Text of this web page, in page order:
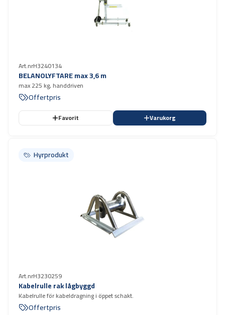
Art.nrH3240134
BELANOLYFTARE max 3,6 m
max 225 kg, handdriven
Offertpris
Favorit Varukorg
Hyrprodukt
Hyrprodukt
Art.nrH3230259
Kabelrulle rak lågbyggd
Kabelrulle för kabeldragning i öppet schakt.
Offertpris